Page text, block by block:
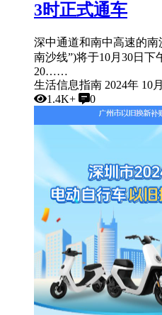
3时正式通车
深中通道和南中高速的
南沙线”)将于10月30日
20……
生活信息指南 2024年 10
1.4K+
0